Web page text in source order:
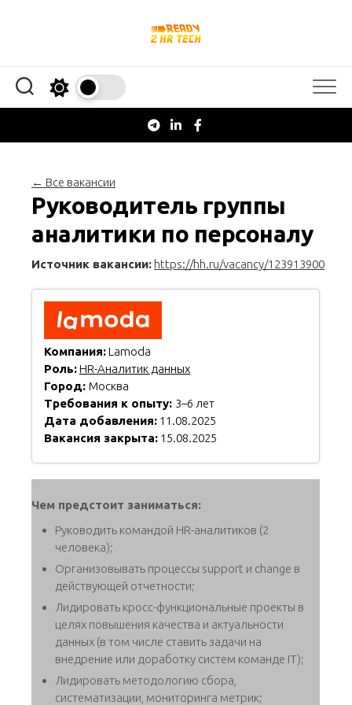
← Все вакансии
Руководитель группы
аналитики по персоналу
Источник вакансии: https://hh.ru/vacancy/123913900
Компания:Lamoda
Роль:HR-Аналитик данных
Город: Москва
Требования к опыту: 3–6 лет
Дата добавления: 11.08.2025
Вакансия закрыта: 15.08.2025
Чем предстоит заниматься:
Руководить командой HR-аналитиков (2
человека);
Организовывать процессы support и change в
действующей отчетности;
Лидировать кросс-функциональные проекты в
целях повышения качества и актуальности
данных (в том числе ставить задачи на
внедрение или доработку систем команде IT);
Лидировать методологию сбора,
систематизации, мониторинга метрик;